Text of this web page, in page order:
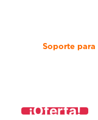
Soporte para
¡Oferta!